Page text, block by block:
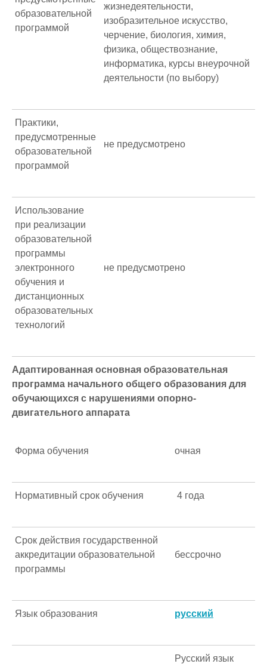
образовательной
программой
жизнедеятельности,
изобразительное искусство,
черчение, биология, химия,
физика, обществознание,
информатика, курсы внеурочной
деятельности (по выбору)
Практики,
предусмотренные
образовательной
программой
не предусмотрено
Использование
при реализации
образовательной
программы
электронного
обучения и
дистанционных
образовательных
технологий
не предусмотрено
Адаптированная основная образовательная
программа начального общего образования для
обучающихся с нарушениями опорно-
двигательного аппарата
Форма обучения очная
Нормативный срок обучения 4 года
Срок действия государственной
аккредитации образовательной
программы
бессрочно
Язык образования русский
Русский язык